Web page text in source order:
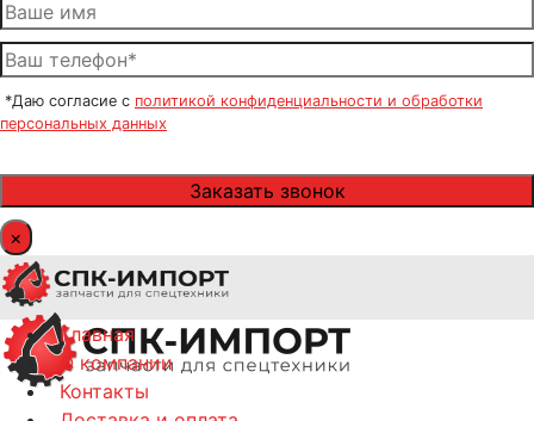
*Даю согласие с политикой конфиденциальности и обработки
персональных данных
×
Главная
О компании
Контакты